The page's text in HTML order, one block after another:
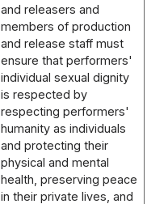
and releasers and
members of production
and release staff must
ensure that performers'
individual sexual dignity
is respected by
respecting performers'
humanity as individuals
and protecting their
physical and mental
health, preserving peace
in their private lives, and